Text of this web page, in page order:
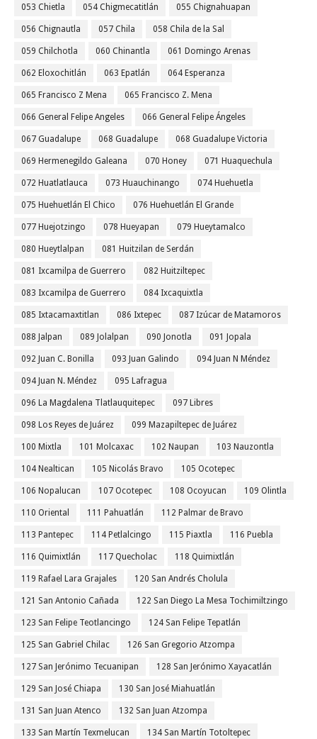
053 Chietla 054 Chigmecatitlán 055 Chignahuapan
056 Chignautla 057 Chila 058 Chila de la Sal
059 Chilchotla 060 Chinantla 061 Domingo Arenas
062 Eloxochitlán 063 Epatlán 064 Esperanza
065 Francisco Z Mena 065 Francisco Z. Mena
066 General Felipe Angeles 066 General Felipe Ángeles
067 Guadalupe 068 Guadalupe 068 Guadalupe Victoria
069 Hermenegildo Galeana 070 Honey 071 Huaquechula
072 Huatlatlauca 073 Huauchinango 074 Huehuetla
075 Huehuetlán El Chico 076 Huehuetlán El Grande
077 Huejotzingo 078 Hueyapan 079 Hueytamalco
080 Hueytlalpan 081 Huitzilan de Serdán
081 Ixcamilpa de Guerrero 082 Huitziltepec
083 Ixcamilpa de Guerrero 084 Ixcaquixtla
085 Ixtacamaxtitlan 086 Ixtepec 087 Izúcar de Matamoros
088 Jalpan 089 Jolalpan 090 Jonotla 091 Jopala
092 Juan C. Bonilla 093 Juan Galindo 094 Juan N Méndez
094 Juan N. Méndez 095 Lafragua
096 La Magdalena Tlatlauquitepec 097 Libres
098 Los Reyes de Juárez 099 Mazapiltepec de Juárez
100 Mixtla 101 Molcaxac 102 Naupan 103 Nauzontla
104 Nealtican 105 Nicolás Bravo 105 Ocotepec
106 Nopalucan 107 Ocotepec 108 Ocoyucan 109 Olintla
110 Oriental 111 Pahuatlán 112 Palmar de Bravo
113 Pantepec 114 Petlalcingo 115 Piaxtla 116 Puebla
116 Quimixtlán 117 Quecholac 118 Quimixtlán
119 Rafael Lara Grajales 120 San Andrés Cholula
121 San Antonio Cañada 122 San Diego La Mesa Tochimiltzingo
123 San Felipe Teotlancingo 124 San Felipe Tepatlán
125 San Gabriel Chilac 126 San Gregorio Atzompa
127 San Jerónimo Tecuanipan 128 San Jerónimo Xayacatlán
129 San José Chiapa 130 San José Miahuatlán
131 San Juan Atenco 132 San Juan Atzompa
133 San Martín Texmelucan 134 San Martín Totoltepec